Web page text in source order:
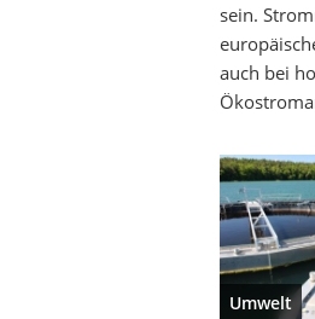
sein.
auch bei
Umwelt